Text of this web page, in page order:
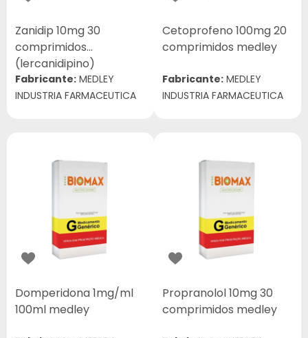
Zanidip 10mg 30
comprimidos
(lercanidipino)
Fabricante: MEDLEY
INDUSTRIA FARMACEUTICA
Cetoprofeno 100mg 20
comprimidos medley
Fabricante: MEDLEY
INDUSTRIA FARMACEUTICA
Domperidona 1mg/ml
100ml medley
Propranolol 10mg 30
comprimidos medley